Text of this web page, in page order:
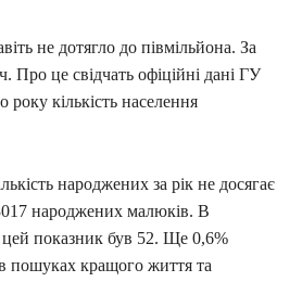
не дотягло до півмільйона. За
Про це свідчать офіційні дані ГУ
кількість населення
народжених за рік не досягає
народжених малюків. В
показник був 52. Ще 0,6%
в пошуках кращого життя та